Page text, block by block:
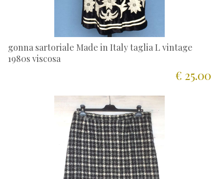
gonna sartoriale Made in Italy taglia L vintage
1980s viscosa
€ 25.00